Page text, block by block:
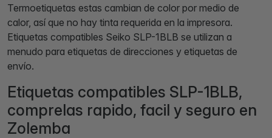
Termoetiquetas estas cambian de color por medio de
calor, así que no hay tinta requerida en la impresora.
Etiquetas compatibles Seiko SLP-1BLB se utilizan a
menudo para etiquetas de direcciones y etiquetas de
envío.
Etiquetas compatibles SLP-1BLB,
comprelas rapido, facil y seguro en
Zolemba